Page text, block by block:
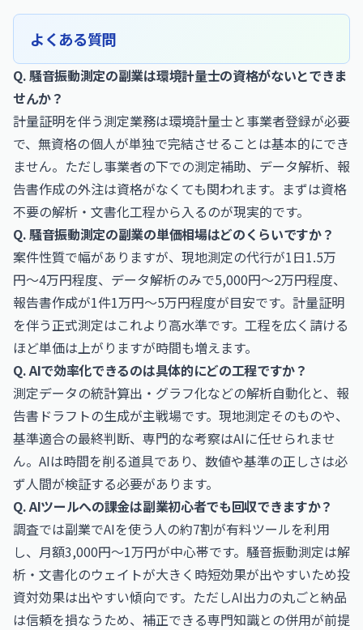
よくある質問
Q. 騒音振動測定の副業は環境計量士の資格がないとできま
せんか？
計量証明を伴う測定業務は環境計量士と事業者登録が必要
で、無資格の個人が単独で完結させることは基本的にでき
ません。ただし事業者の下での測定補助、データ解析、報
告書作成の外注は資格がなくても関われます。まずは資格
不要の解析・文書化工程から入るのが現実的です。
Q. 騒音振動測定の副業の単価相場はどのくらいですか？
案件性質で幅がありますが、現地測定の代行が1日1.5万
円〜4万円程度、データ解析のみで5,000円〜2万円程度、
報告書作成が1件1万円〜5万円程度が目安です。計量証明
を伴う正式測定はこれより高水準です。工程を広く請ける
ほど単価は上がりますが時間も増えます。
Q. AIで効率化できるのは具体的にどの工程ですか？
測定データの統計算出・グラフ化などの解析自動化と、報
告書ドラフトの生成が主戦場です。現地測定そのものや、
基準適合の最終判断、専門的な考察はAIに任せられませ
ん。AIは時間を削る道具であり、数値や基準の正しさは必
ず人間が検証する必要があります。
Q. AIツールへの課金は副業初心者でも回収できますか？
調査では副業でAIを使う人の約7割が有料ツールを利用
し、月額3,000円〜1万円が中心帯です。騒音振動測定は解
析・文書化のウェイトが大きく時短効果が出やすいため投
資対効果は出やすい傾向です。ただしAI出力の丸ごと納品
は信頼を損なうため、補正できる専門知識との併用が前提